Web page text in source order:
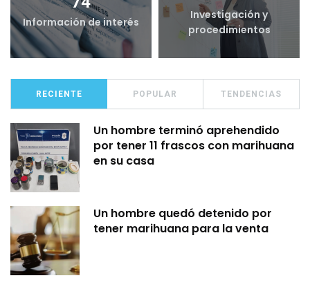
Información de interés
Investigación y
procedimientos
RECIENTE POPULAR TENDENCIAS
Un hombre terminó aprehendido
por tener 11 frascos con marihuana
en su casa
Un hombre quedó detenido por
tener marihuana para la venta